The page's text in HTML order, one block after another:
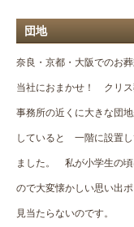
団地
奈良・京都・大阪でのお
当社におまかせ！ クリ
事務所の近くに大きな団
していると 一階に設置し
ました。 私が小学生の頃
ので大変懐かしい思い出
見当たらないのです。